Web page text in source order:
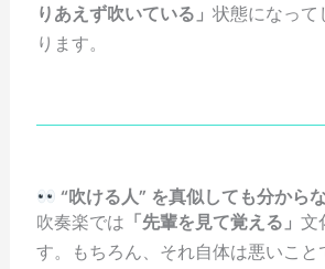
りあえず吹いている」 状態になって
ります。
“吹ける人” を真似しても分から
吹奏楽では 「先輩を見て覚える」 文
す。もちろん、それ自体は悪いこと